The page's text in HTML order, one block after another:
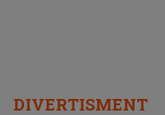
DIVERTISMENT